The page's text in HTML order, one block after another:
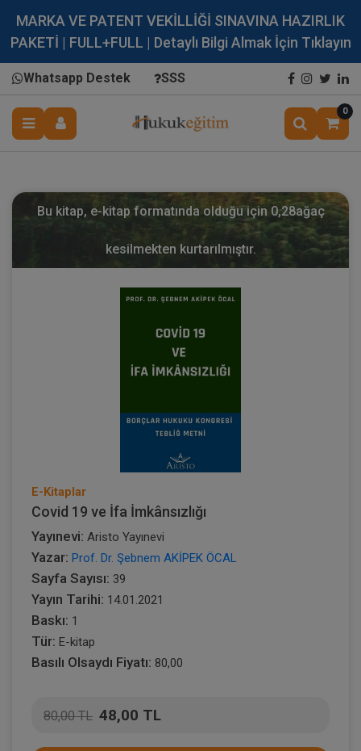
MARKA VE PATENT VEKİLLİĞİ SINAVINA HAZIRLIK
PAKETİ | FULL+FULL | Detaylı Bilgi Almak İçin Tıklayın
Whatsapp Destek SSS
0
Bu kitap, e-kitap formatında olduğu için 0,28ağaç
kesilmekten kurtarılmıştır.
E-Kitaplar
Covid 19 ve İfa İmkânsızlığı
Yayınevi: Aristo Yayınevi
Yazar: Prof. Dr. Şebnem AKİPEK ÖCAL
Sayfa Sayısı: 39
Yayın Tarihi: 14.01.2021
Baskı: 1
Tür: E-kitap
Basılı Olsaydı Fiyatı: 80,00
80,00 TL 48,00 TL